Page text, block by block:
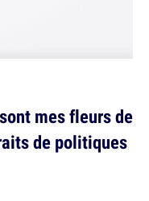
mes fleurs de
de politiques